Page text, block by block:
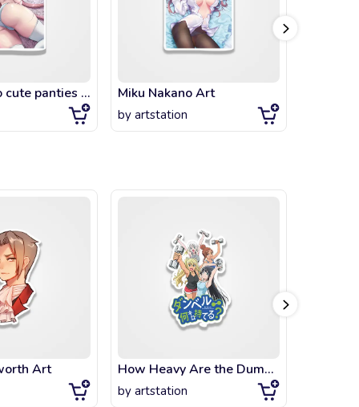
Nino Nakano cute panties on bed Miku Nakano Art
by artstation
Art How Heavy Are the Dumbbells You Lift
by artstation